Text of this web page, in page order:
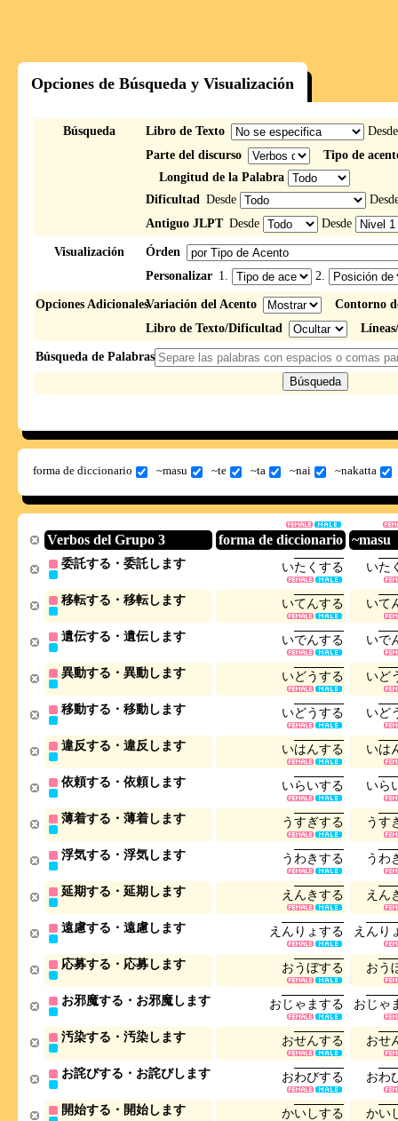
Opciones de Búsqueda y Visualización
Búsqueda Libro de Texto
Parte del discurso
Tipo de
Longitud de la Palabra
Dificultad Desde
Antiguo JLPT Desde Desde
Visualización
Órden
Personalizar 1. 2.
Opciones AdicionalesVariación del Acento
Contorno
Libro de Texto/Dificultad
Búsqueda de Palabras
forma de diccionario ~masu ~te ~ta ~nai ~nakatta
Verbos del Grupo 3 forma de diccionario ~masu
委託する・委託します いた く する いた
移転する・移転します いてんする いて
遺伝する・遺伝します いでんする いで
異動する・異動します いどうする いど
移動する・移動します いどうする いど
違反する・違反します いはんする いは
依頼する・依頼します いらいする いら
薄着する・薄着します うすぎする うす
浮気する・浮気します う わきする う わ
延期する・延期します え んきする え ん
遠慮する・遠慮します え ん り ょする え ん り
応募する・応募します おうぼする おう
お邪魔する・お邪魔します お じ ゃ まする お じ ゃ
汚染する・汚染します おせんする おせ
お詫びする・お詫びします おわびする おわ
開始する・開始します かいしする かい